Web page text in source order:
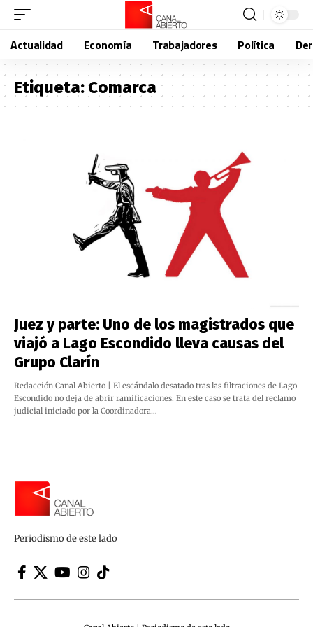
Actualidad Economía Trabajadores Política
Etiqueta:Comarca
Juez y parte: Uno de los magistrados que
viajó a Lago Escondido lleva causas del
Grupo Clarín
Redacción Canal Abierto | El escándalo desatado tras las filtraciones de Lago
Escondido no deja de abrir ramificaciones. En este caso se trata del reclamo
judicial iniciado por la Coordinadora…
Periodismo de este lado